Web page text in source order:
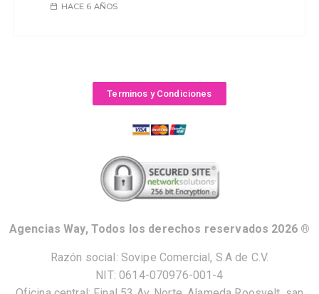
HACE 6 AÑOS
Terminos y Condiciones
Agencias Way, Todos los derechos reservados 2026 ®
Razón social: Sovipe Comercial, S.A de C.V.
NIT: 0614-070976-001-4